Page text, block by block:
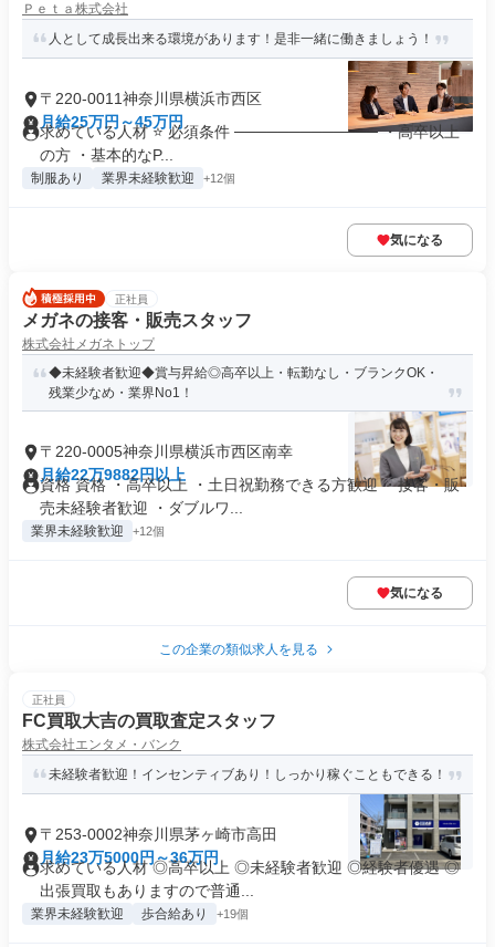
Ｐｅｔａ株式会社
人として成長出来る環境があります！是非一緒に働きましょう！
〒220-0011神奈川県横浜市西区
月給25万円～45万円
求めている人材 ⭐ 必須条件 ───────────── ・高卒以上
の方 ・基本的なP...
制服あり 業界未経験歓迎 +12個
気になる
正社員
メガネの接客・販売スタッフ
株式会社メガネトップ
◆未経験者歓迎◆賞与昇給◎高卒以上・転勤なし・ブランクOK・
残業少なめ・業界No1！
〒220-0005神奈川県横浜市西区南幸
月給22万9882円以上
資格 資格 ・高卒以上 ・土日祝勤務できる方歓迎 ・接客・販
売未経験者歓迎 ・ダブルワ...
業界未経験歓迎 +12個
気になる
この企業の類似求人を見る
正社員
FC買取大吉の買取査定スタッフ
株式会社エンタメ・バンク
未経験者歓迎！インセンティブあり！しっかり稼ぐこともできる！
〒253-0002神奈川県茅ヶ崎市高田
月給23万5000円～36万円
求めている人材 ◎高卒以上 ◎未経験者歓迎 ◎経験者優遇 ◎
出張買取もありますので普通...
業界未経験歓迎 歩合給あり +19個